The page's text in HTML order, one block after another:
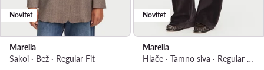
Novitet
Marella
Sakoi · Bež · Regular Fit
Novitet
Marella
Hlače · Tamno siva · Regular Fit